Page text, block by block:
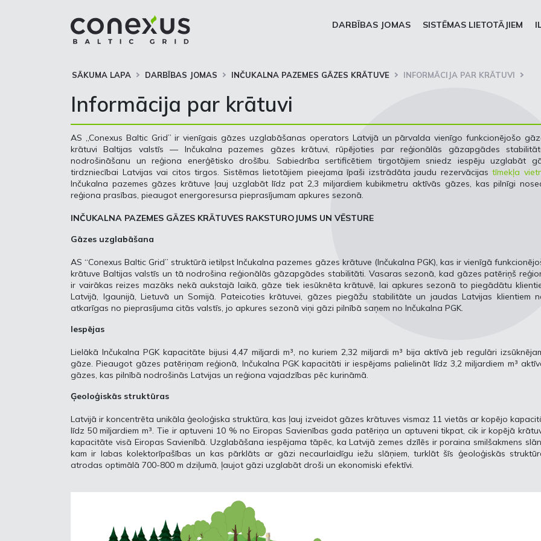
DARBĪBAS JOMAS SISTĒMAS LIETOTĀJIEM
SĀKUMA LAPA DARBĪBAS JOMAS INČUKALNA PAZEMES GĀZES KRĀTUVE INFORMĀCIJA PAR KRĀTUVI
Informācija par krātuvi
AS „Conexus Baltic Grid” ir vienīgais gāzes uzglabāšanas operators Latvijā un pārvalda vienīgo funkcionējošo
krātuvi Baltijas valstīs — Inčukalna pazemes gāzes krātuvi, rūpējoties par reģionālās gāzapgādes
nodrošināšanu un reģiona enerģētisko drošību. Sabiedrība sertificētiem tirgotājiem sniedz iespēju uzglabāt
tirdzniecībai Latvijas vai citos tirgos. Sistēmas lietotājiem pieejama īpaši izstrādāta jaudu rezervācijastīmekļa
Inčukalna pazemes gāzes krātuve ļauj uzglabāt līdz pat 2,3 miljardiem kubikmetru aktīvās gāzes, kas pilnīgi
reģiona prasības, pieaugot energoresursa pieprasījumam apkures sezonā.
INČUKALNA PAZEMES GĀZES KRĀTUVES RAKSTUROJUMS UN VĒSTURE
Gāzes uzglabāšana
AS “Conexus Baltic Grid” struktūrā ietilpst Inčukalna pazemes gāzes krātuve (Inčukalna PGK), kas ir vienīgā
krātuve Baltijas valstīs un tā nodrošina reģionālās gāzapgādes stabilitāti. Vasaras sezonā, kad gāzes patēriņš
ir vairākas reizes mazāks nekā aukstajā laikā, gāze tiek iesūknēta krātuvē, lai apkures sezonā to piegādātu
Latvijā, Igaunijā, Lietuvā un Somijā. Pateicoties krātuvei, gāzes piegāžu stabilitāte un jaudas Latvijas klientiem
atkarīgas no pieprasījuma citās valstīs, jo apkures sezonā viņi gāzi pilnībā saņem no Inčukalna PGK.
Iespējas
Lielākā Inčukalna PGK kapacitāte bijusi 4,47 miljardi m³, no kuriem 2,32 miljardi m³ bija aktīvā jeb regulāri
gāze. Pieaugot gāzes patēriņam reģionā, Inčukalna PGK kapacitāti ir iespējams palielināt līdz 3,2 miljardiem m³
gāzes, kas pilnībā nodrošinās Latvijas un reģiona vajadzības pēc kurināmā.
Ģeoloģiskās struktūras
Latvijā ir koncentrēta unikāla ģeoloģiska struktūra, kas ļauj izveidot gāzes krātuves vismaz 11 vietās ar kopējo
līdz 50 miljardiem m³. Tie ir aptuveni 10 % no Eiropas Savienības gada patēriņa un aptuveni tikpat, cik ir kopējā
kapacitāte visā Eiropas Savienībā. Uzglabāšana iespējama tāpēc, ka Latvijā zemes dzīlēs ir poraina smilšakmens
kam ir labas kolektorīpašības un kas pārklāts ar gāzi necaurlaidīgu iežu slāņiem, turklāt šīs ģeoloģiskās
atrodas optimālā 700-800 m dziļumā, ļaujot gāzi uzglabāt droši un ekonomiski efektīvi.